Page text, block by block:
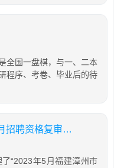
全国一盘棋，与一、二本
程序、考卷、毕业后的待
福建漳州市医院研究生2025年5月招聘资格复审事项通知
“2023年5月福建漳州市